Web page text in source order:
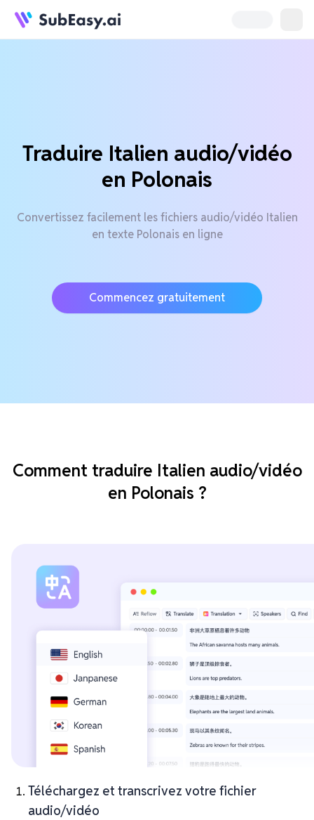
Traduire Italien audio/vidéo
en Polonais
Convertissez facilement les fichiers audio/vidéo Italien
en texte Polonais en ligne
Commencez gratuitement
Comment traduire Italien audio/vidéo
en Polonais ?
Téléchargez et transcrivez votre fichier
audio/vidéo